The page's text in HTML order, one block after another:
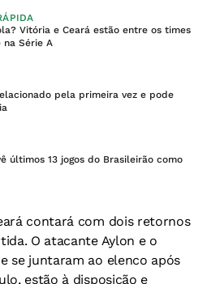
Vitória e Ceará estão entre os times
na Série A
pela primeira vez e pode
últimos 13 jogos do Brasileirão como
contará com dois retornos
O atacante Aylon e o
se juntaram ao elenco após
estão à disposição e